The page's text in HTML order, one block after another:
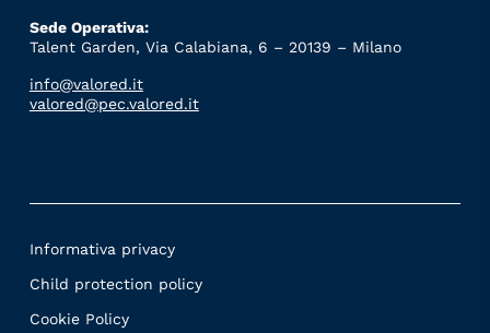
Sede Operativa:
Talent Garden, Via Calabiana, 6 – 20139 – Milano
info@valored.it
valored@pec.valored.it
Informativa privacy
Child protection policy
Cookie Policy